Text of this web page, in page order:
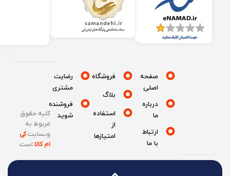
صفحه
درباره
ارتباط
فروشگاه
بلاگ
استفاده
امتیازها
رضایت
مشتری
فروشنده
شوید
کلیه حقوق
مربوط به
وبسایتکی
ام کالااست.